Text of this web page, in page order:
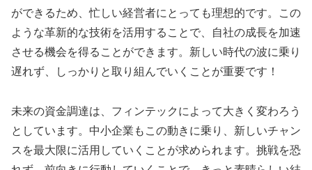
ができるため、忙しい経営者にとっても理想的です。この
ような革新的な技術を活用することで、自社の成長を加速
させる機会を得ることができます。新しい時代の波に乗り
遅れず、しっかりと取り組んでいくことが重要です！
未来の資金調達は、フィンテックによって大きく変わろう
としています。中小企業もこの動きに乗り、新しいチャン
スを最大限に活用していくことが求められます。挑戦を恐